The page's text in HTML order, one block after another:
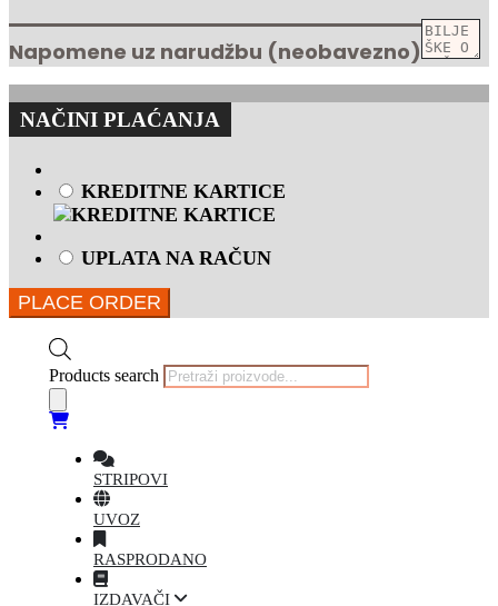
Napomene uz narudžbu (neobavezno)
NAČINI PLAĆANJA
KREDITNE KARTICE
UPLATA NA RAČUN
PLACE ORDER
Products search
STRIPOVI
UVOZ
RASPRODANO
IZDAVAČI